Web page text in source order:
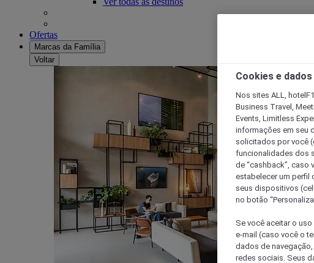
Ofertas
Marcas da Família
Voltar
Cookies e
Nos sites ALL,
Business Travel,
Events, Limitless
informações em seu
solicitados por você
funcionalidades dos
de “cashback”, caso
estabelecer um perfil
seus dispositivos
no botão
Se você aceitar o
e-mail (caso você o
dados de
redes sociais. Seus